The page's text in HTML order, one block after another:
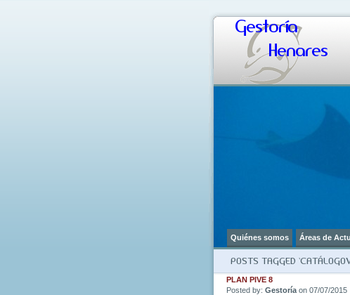
Gestoría
Henares
Quiénes somos Áreas de
POSTS TAGGED
PLAN PIVE 8
Posted by: Gestoría on 07/07/2015